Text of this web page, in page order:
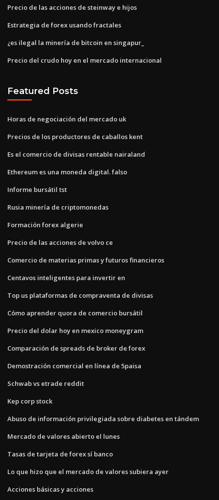
Precio de las acciones de steinway e hijos
Estrategia de forex usando fractales
¿es ilegal la minería de bitcoin en singapur_
Precio del crudo hoy en el mercado internacional
Featured Posts
Horas de negociación del mercado uk
Precios de los productores de caballos kent
Es el comercio de divisas rentable nairaland
Ethereum es una moneda digital. falso
Informe bursátil tst
Rusia minería de criptomonedas
Formación forex algerie
Precio de las acciones de volvo ce
Comercio de materias primas y futuros financieros
Centavos inteligentes para invertir en
Top us plataformas de compraventa de divisas
Cómo aprender quora de comercio bursátil
Precio del dolar hoy en mexico moneygram
Comparación de spreads de broker de forex
Demostración comercial en línea de 5paisa
Schwab vs etrade reddit
Kep corp stock
Abuso de información privilegiada sobre diabetes en tándem
Mercado de valores abierto el lunes
Tasas de tarjeta de forex sí banco
Lo que hizo que el mercado de valores subiera ayer
Acciones básicas y acciones